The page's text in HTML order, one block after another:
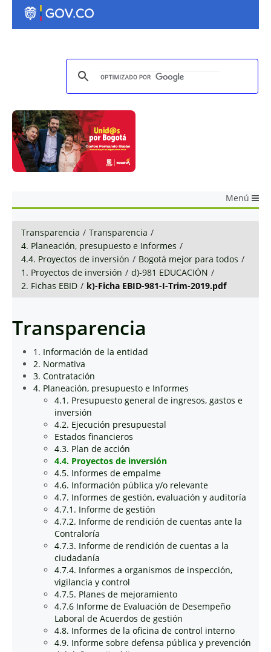
Menú
Transparencia / Transparencia /
4. Planeación, presupuesto e Informes /
4.4. Proyectos de inversión / Bogotá mejor para todos /
1. Proyectos de inversión / d)-981 EDUCACIÓN /
2. Fichas EBID / k)-Ficha EBID-981-I-Trim-2019.pdf
Transparencia
1. Información de la entidad
2. Normativa
3. Contratación
4. Planeación, presupuesto e Informes
4.1. Presupuesto general de ingresos, gastos e
inversión
4.2. Ejecución presupuestal
Estados financieros
4.3. Plan de acción
4.4. Proyectos de inversión
4.5. Informes de empalme
4.6. Información pública y/o relevante
4.7. Informes de gestión, evaluación y auditoría
4.7.1. Informe de gestión
4.7.2. Informe de rendición de cuentas ante la
Contraloría
4.7.3. Informe de rendición de cuentas a la
ciudadanía
4.7.4. Informes a organismos de inspección,
vigilancia y control
4.7.5. Planes de mejoramiento
4.7.6 Informe de Evaluación de Desempeño
Laboral de Acuerdos de gestión
4.8. Informes de la oficina de control interno
4.9. Informe sobre defensa pública y prevención